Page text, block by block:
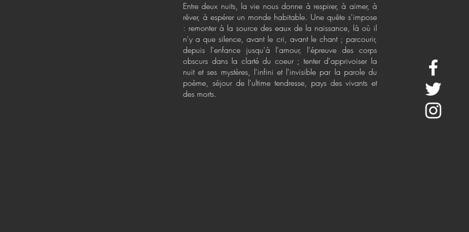
Entre deux nuits, la vie nous donne à respirer, à aimer, à
rêver, à espérer un monde habitable. Une quête s'impose
: remonter à la source des eaux de la naissance, là où il
n'y a que silence, avant le cri, avant le chant ; parcourir,
depuis l'enfance jusqu'à l'amour, l'épreuve des corps
obscurs dans la clarté du coeur ; tenter d'apprivoiser la
nuit et ses mystères, l'infini et l'invisible par la parole du
poème, séjour de l'ultime tendresse, pays des vivants et
des morts.